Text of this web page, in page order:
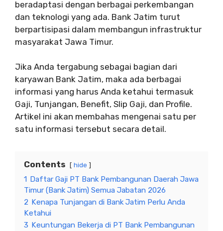
beradaptasi dengan berbagai perkembangan
dan teknologi yang ada. Bank Jatim turut
berpartisipasi dalam membangun infrastruktur
masyarakat Jawa Timur.
Jika Anda tergabung sebagai bagian dari
karyawan Bank Jatim, maka ada berbagai
informasi yang harus Anda ketahui termasuk
Gaji, Tunjangan, Benefit, Slip Gaji, dan Profile.
Artikel ini akan membahas mengenai satu per
satu informasi tersebut secara detail.
Contents hide
1 Daftar Gaji PT Bank Pembangunan Daerah Jawa
Timur (Bank Jatim) Semua Jabatan 2026
2 Kenapa Tunjangan di Bank Jatim Perlu Anda
Ketahui
3 Keuntungan Bekerja di PT Bank Pembangunan